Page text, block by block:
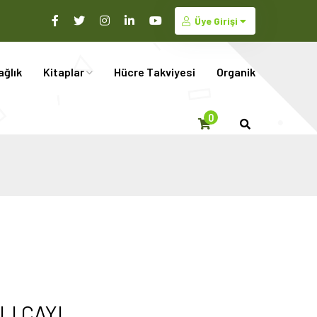
Üye Girişi
Kitaplar Hücre Takviyesi Organik
0